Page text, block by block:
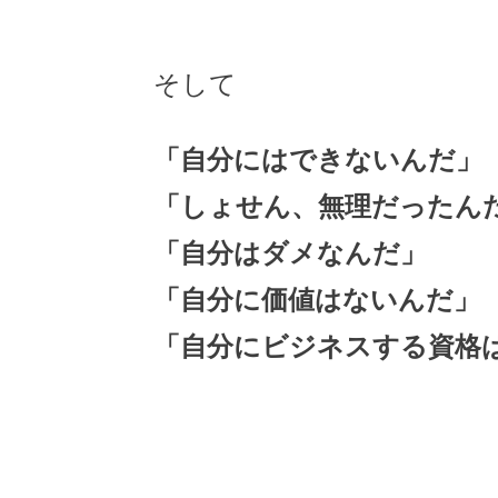
そして
「自分にはできないんだ」
「しょせん、無理だったん
「自分はダメなんだ」
「自分に価値はないんだ」
「自分にビジネスする資格